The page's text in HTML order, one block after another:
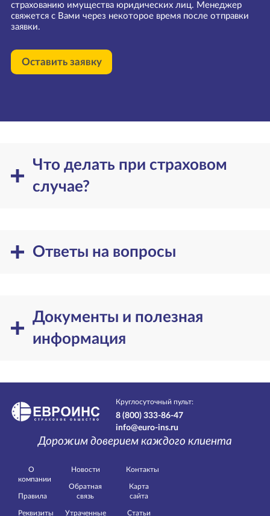
страхованию имущества юридических лиц. Менеджер
свяжется с Вами через некоторое время после отправки
заявки.
Оставить заявку
Что делать при страховом
случае?
Ответы на вопросы
Документы и полезная
информация
Круглосуточный пульт:
8 (800) 333-86-47
info@euro-ins.ru
Дорожим доверием каждого клиента
О
компании
Правила
Реквизиты
Новости
Обратная
связь
Утраченные
Контакты
Карта
сайта
Статьи